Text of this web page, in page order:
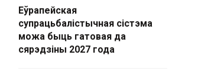
Еўрапейская
супрацьбалістычная сістэма
можа быць гатовая да
сярэдзіны 2027 года